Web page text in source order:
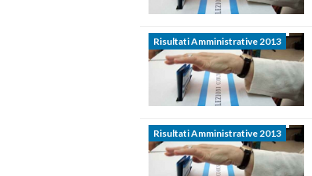
Risultati Amministrative 2013
Risultati Amministrative 2013